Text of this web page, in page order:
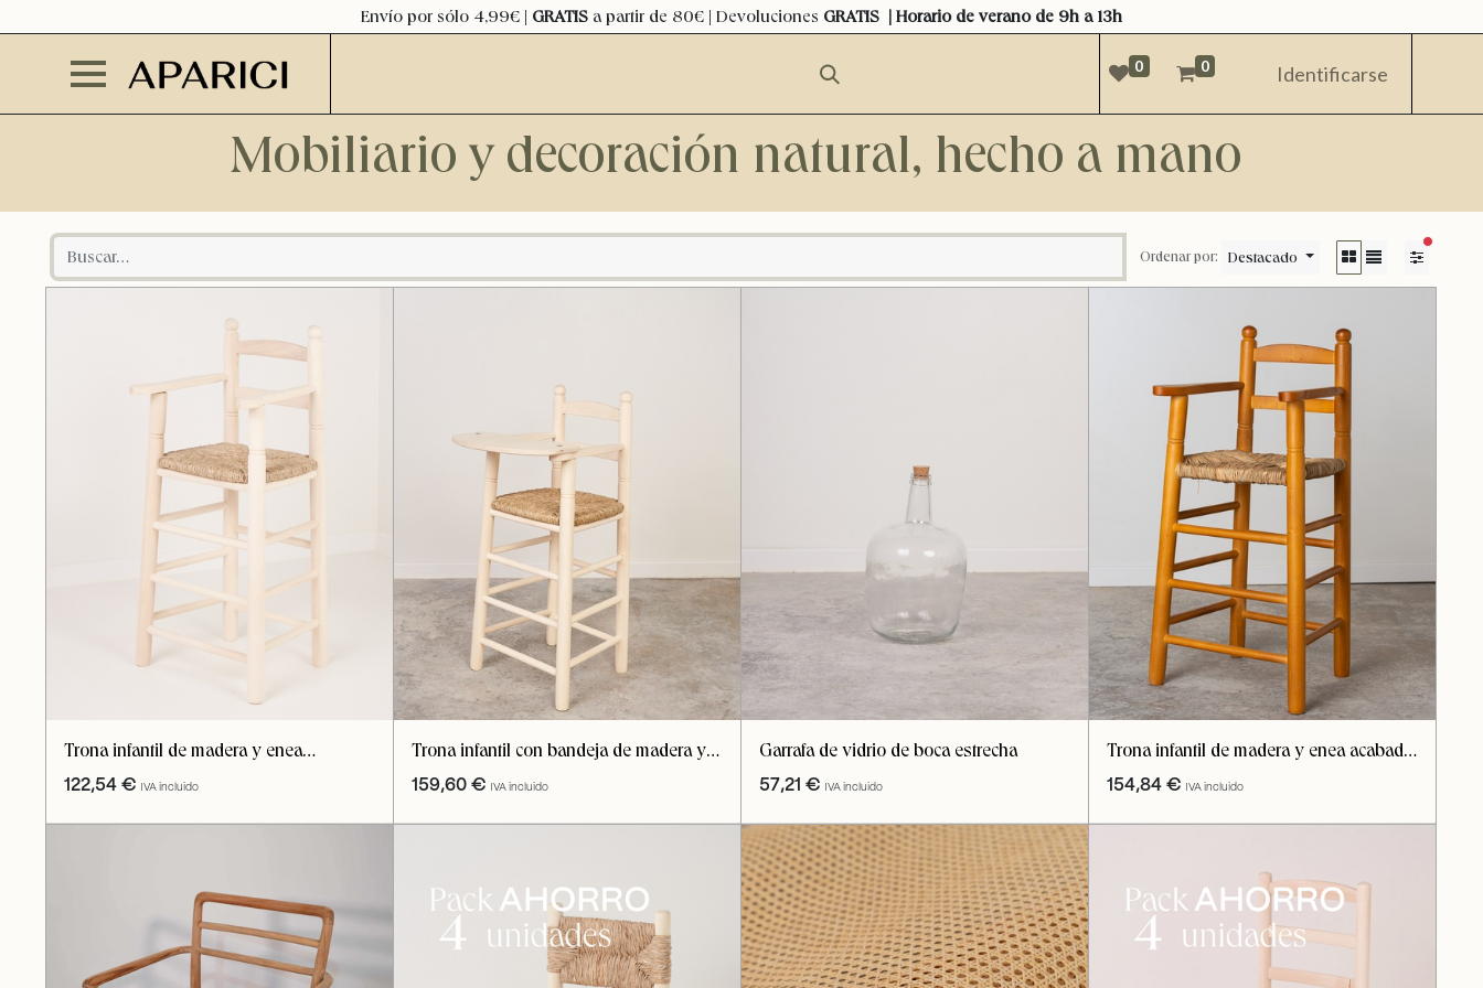
Envío por sólo 4,99€ | GRATIS a partir de 80€ | Devoluciones GRATIS | Horario de verano de 9h a 13h
0 0 Identificarse
Mobiliario y decoración natural, hecho a mano
Ordenar por: Destacado
filtros
Trona infantil de madera y enea
acabado natural
122,54 € IVA incluido
Trona infantil con bandeja de madera y
enea acabado natural
159,60 € IVA incluido
Garrafa de vidrio de boca estrecha
57,21 € IVA incluido
Trona infantil de madera y enea acabado
miel
154,84 € IVA incluido